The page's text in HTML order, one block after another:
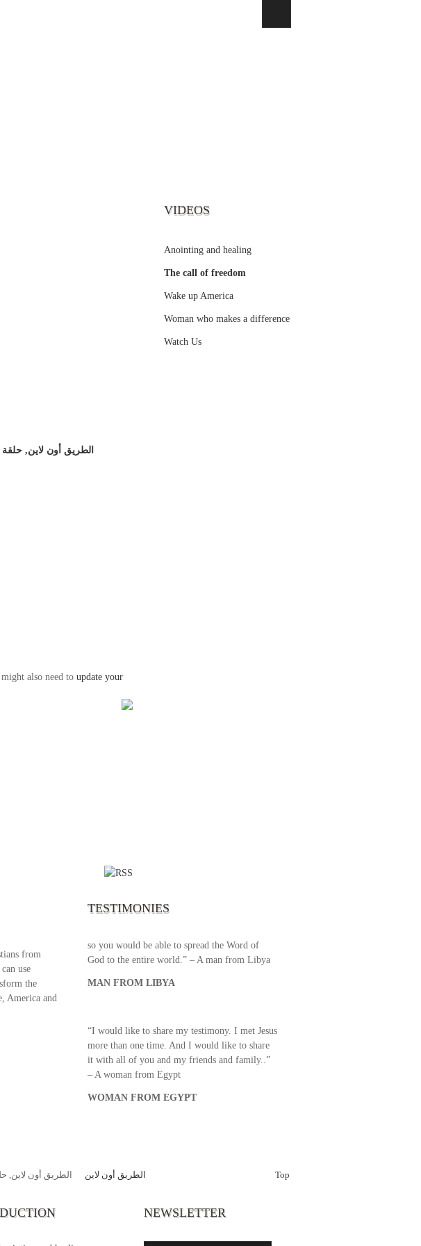
الطريق أون لاين,
also need to update your
VIDEOS
Anointing and healing
The call of freedom
Wake up America
Woman who makes a difference
Watch Us
from
use
the
America and
TESTIMONIES
your broadcast. I am overwhelmed with joy
excellent programs. Could you please extent
your airtime a bit so we can benefit more? May
so you would be able to spread the Word of
God to the entire world.” – A man from Libya
MAN FROM LIBYA
“I would like to share my testimony. I met Jesus
more than one time. And I would like to share
it with all of you and my friends and family..”
– A woman from Egypt
WOMAN FROM EGYPT
الطريق أون لاين
الطريق أون لاين,
Top
NEWSLETTER